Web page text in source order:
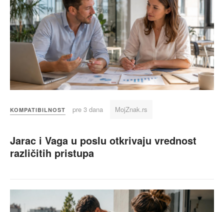
KOMPATIBILNOST pre 3 dana MojZnak.rs
Jarac i Vaga u poslu otkrivaju vrednost
različitih pristupa